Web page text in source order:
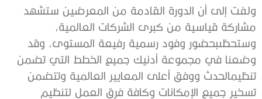
ولفت إلى أن الدورة القادمة من المعرضين ستشهد
مشاركة قياسية من كبرى الشركات العالمية،
وستحظىبحضور وفود رسمية رفيعة المستوى، وقد
وضعنا في مجموعة أدنيك جميع الخطط التي تضمن
تنظيمالحدث ووفق أعلى المعايير العالمية وتتضمن
تسخير جميع الإمكانات وكافة فرق العمل لتنظيم